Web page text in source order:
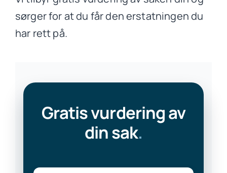
sørger for at du får den erstatningen du
har rett på.
Gratis vurdering av
din sak.